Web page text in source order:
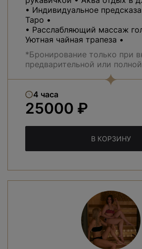
• Индивидуальное
Таро •
• Расслабляющий массаж
Уютная чайная трапеза •
*Бронирование только при
предварительной или
4 часа
25000 ₽
В КОРЗИНУ